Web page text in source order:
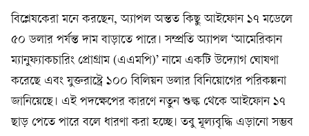
বিশ্লেষকেরা মনে করছেন, অ্যাপল অন্তত কিছু আইফোন ১৭ মডেলে
৫০ ডলার পর্যন্ত দাম বাড়াতে পারে। সম্প্রতি অ্যাপল ‘আমেরিকান
ম্যানুফ্যাকচারিং প্রোগ্রাম (এএমপি)’ নামে একটি উদ্যোগ ঘোষণা
করেছে এবং যুক্তরাষ্ট্রে ১০০ বিলিয়ন ডলার বিনিয়োগের পরিকল্পনা
জানিয়েছে। এই পদক্ষেপের কারণে নতুন শুল্ক থেকে আইফোন ১৭
ছাড় পেতে পারে বলে ধারণা করা হচ্ছে। তবু মূল্যবৃদ্ধি এড়ানো সম্ভব